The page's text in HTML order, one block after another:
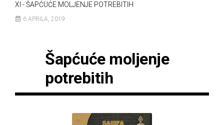
XI - ŠAPĆUĆE MOLJENJE POTREBITIH
6 APRILA, 2019
Šapćuće moljenje
potrebitih